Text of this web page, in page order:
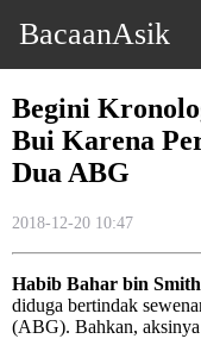
BacaanAsik
Begini
Bui Karena
Dua ABG
2018-12-20 10:47
Habib Bahar bin Smith
diduga bertindak
(ABG). Bahkan,